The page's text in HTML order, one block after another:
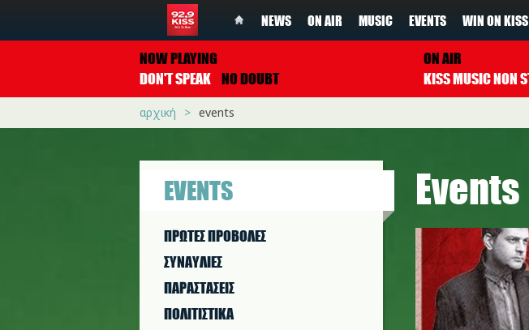
NEWS ON AIR MUSIC EVENTS WIN ON KISS
NOW PLAYING
DON'T SPEAK NO DOUBT
ON AIR
αρχική events
EVENTS
ΠΡΩΤΕΣ ΠΡΟΒΟΛΕΣ
ΣΥΝΑΥΛΙΕΣ
ΠΑΡΑΣΤAΣΕΙΣ
ΠΟΛΙΤΙΣΤΙΚA
Events